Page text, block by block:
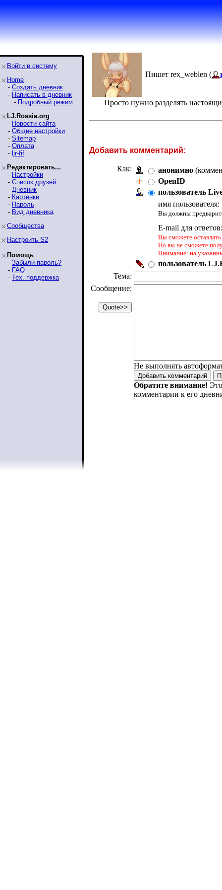
Войти в систему
Home
- Создать дневник
- Написать в дневник
- Подробный режим
LJ.Rossia.org
- Новости сайта
- Общие настройки
- Sitemap
- Оплата
- ljr-fif
Редактировать...
- Настройки
- Список друзей
- Дневник
- Картинки
- Пароль
- Вид дневника
Сообщества
Настроить S2
Помощь
- Забыли пароль?
- FAQ
- Тех. поддержка
Пишет rex_weblen (
Просто нужно разделять
Добавить комментарий:
Как: анонимно
OpenID
пользователь
имя пользователя:
Вы должны
E-mail для
Вы сможете
Но вы не сможете
Внимание: на
пользователь
Тема:
Сообщение:
Не выполнять
Обратите внимание!
комментарии к его